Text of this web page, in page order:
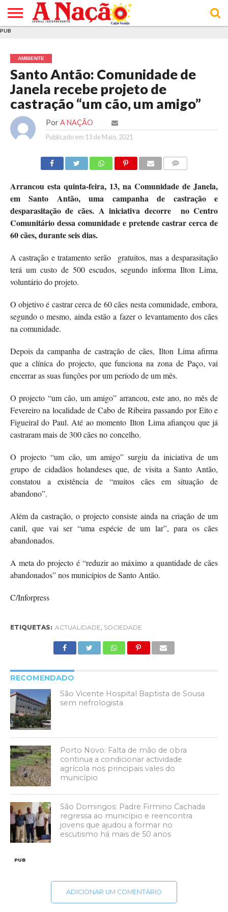
E DE
COOKIES
DE
UTILIZAÇÃO
PUB
AMBIENTE
Santo Antão: Comunidade de
Janela recebe projeto de
castração “um cão, um amigo”
Por A NAÇÃO
Publicado em 13 de Maio, 2021
Arrancou esta quinta-feira, 13, na Comunidade de Janela,
em Santo Antão, uma campanha de castração e
desparasitação de cães. A iniciativa decorre no Centro
Comunitário dessa comunidade e pretende castrar cerca de
60 cães, durante seis dias.
A castração e tratamento serão gratuitos, mas a desparasitação
terá um custo de 500 escudos, segundo informa Ilton Lima,
voluntário do projeto.
O objetivo é castrar cerca de 60 cães nesta comunidade, embora,
segundo o mesmo, ainda estão a fazer o levantamento dos cães
na comunidade.
Depois da campanha de castração de cães, Ilton Lima afirma
que a clínica do projecto, que funciona na zona de Paço, vai
encerrar as suas funções por um período de um mês.
O projecto “um cão, um amigo” arrancou, este ano, no mês de
Fevereiro na localidade de Cabo de Ribeira passando por Eito e
Figueiral do Paul. Até ao momento Ilton Lima afiançou que já
castraram mais de 300 cães no concelho.
O projecto “um cão, um amigo” surgiu da iniciativa de um
grupo de cidadãos holandeses que, de visita a Santo Antão,
constatou a existência de “muitos cães em situação de
abandono”.
Além da castração, o projecto consiste ainda na criação de um
canil, que vai ser “uma espécie de um lar”, para os cães
abandonados.
A meta do projecto é “reduzir ao máximo a quantidade de cães
abandonados” nos municípios de Santo Antão.
C/Inforpress
ETIQUETAS: ACTUALIDADE, SOCIEDADE
RECOMENDADO
São Vicente Hospital Baptista de Sousa
sem nefrologista
Porto Novo: Falta de mão de obra
continua a condicionar actividade
agrícola nos principais vales do
município
São Domingos: Padre Firmino Cachada
regressa ao município e reencontra
jovens que ajudou a formar no
escutismo há mais de 50 anos
PUB
ADICIONAR UM COMENTÁRIO